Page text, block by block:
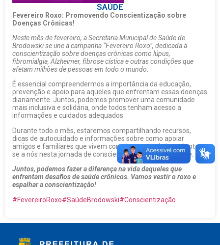
SAÚDE
Fevereiro Roxo: Promovendo Conscientização sobre
Doenças Crônicas!
Neste mês de fevereiro, a Secretaria Municipal de Saúde de
Brodowski se une à campanha “Fevereiro Roxo”, dedicada à
conscientização sobre doenças crônicas como lúpus,
fibromialgia, Alzheimer, fibrose cística e outras condições que
afetam milhões de pessoas em todo o mundo
É essencial compreendermos a importância da educação,
prevenção e apoio para aqueles que enfrentam essas doenças
diariamente. Juntos, podemos promover uma comunidade
mais inclusiva e solidária, onde todos tenham acesso a
informações e cuidados adequados.
Durante todo o mês, estaremos compartilhando recursos,
dicas de autocuidado e informações sobre como apoiar
amigos e familiares que vivem com doenças crônicas. Junte-
se a nós nesta jornada de conscientização e solidariedade.
Juntos, podemos fazer a diferença na vida daqueles que
enfrentam desafios de saúde crônicos. Vamos vestir o roxo e
espalhar a conscientização!
#FevereiroRoxo#SaúdeBrodowski#Conscientização